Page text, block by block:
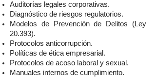
Auditorías legales corporativas.
Diagnóstico de riesgos regulatorios.
Modelos de Prevención de Delitos (Ley
20.393).
Protocolos anticorrupción.
Políticas de ética empresarial.
Protocolos de acoso laboral y sexual.
Manuales internos de cumplimiento.